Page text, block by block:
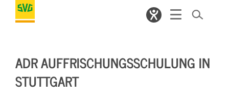
ADR AUFFRISCHUNGSSCHULUNG IN
STUTTGART